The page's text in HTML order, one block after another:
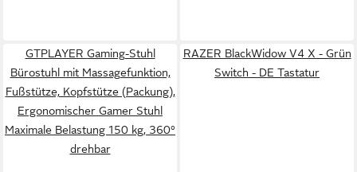
GTPLAYER Gaming-Stuhl
Bürostuhl mit Massagefunktion,
Fußstütze, Kopfstütze (Packung),
Ergonomischer Gamer Stuhl
Maximale Belastung 150 kg, 360°
drehbar
RAZER BlackWidow V4 X - Grün
Switch - DE Tastatur